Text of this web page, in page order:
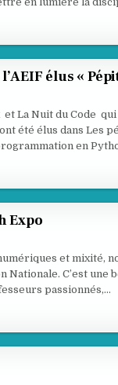
élus «
et La Nuit du Code
été élus dans Les
en
Expo
et mixité,
Nationale. C’est
passionnés,…